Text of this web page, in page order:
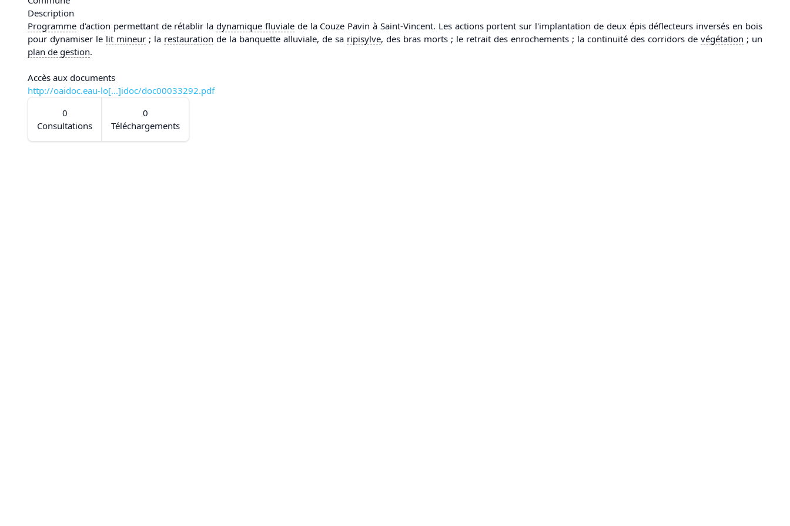
Description
Programme d'action permettant de rétablir ladynamique fluvialede la Couze Pavin à Saint-Vincent. Les actions portent sur l'implantation de deux épis déflecteurs inversés en bois
pour dynamiser le lit mineur ; la restauration de la banquette alluviale, de sa ripisylve, des bras morts ; le retrait des enrochements ; la continuité des corridors de végétation ; un
plan de gestion.
Accès aux documents
http://oaidoc.eau-lo[...]idoc/doc00033292.pdf
0
Consultations
0
Téléchargements